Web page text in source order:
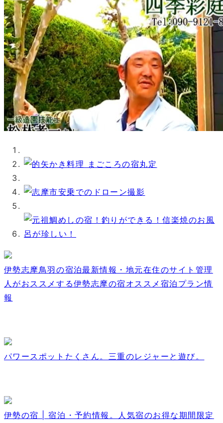
伊勢志摩鳥羽の宿泊最新情報・地元在住のサイト管理
人がおススメする伊勢志摩の宿オススメ宿泊プラン情
報
パワースポットたくさん。三重のレジャーと遊び。
伊勢の宿 | 宿泊・予約情報。人気宿のお得な期間限定